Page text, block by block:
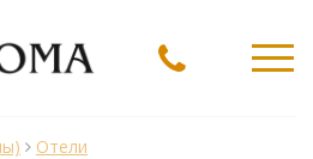
Отели